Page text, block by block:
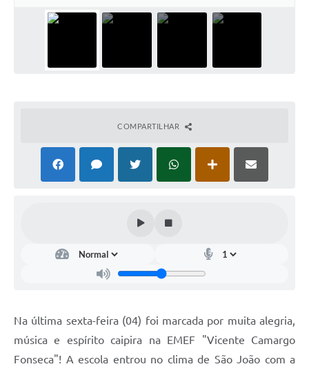
Ouvidoria
COMPARTILHAR
Na última sexta-feira (04) foi marcada por muita alegria,
música e espírito caipira na EMEF "Vicente Camargo
Fonseca"! A escola entrou no clima de São João com a